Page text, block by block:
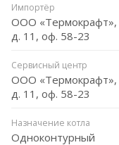
Импортёр
ООО «Термокрафт»,
д. 11, оф. 58-23
Сервисный центр
ООО «Термокрафт»,
д. 11, оф. 58-23
Назначение котла
Одноконтурный